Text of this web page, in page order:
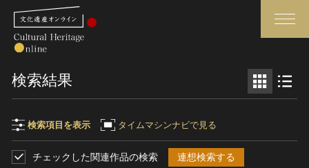
さらに詳細検索
検索結果
検索項目を表示 タイムマシンナビで見る
チェックした関連作品の検索 連想検索する
検索項目